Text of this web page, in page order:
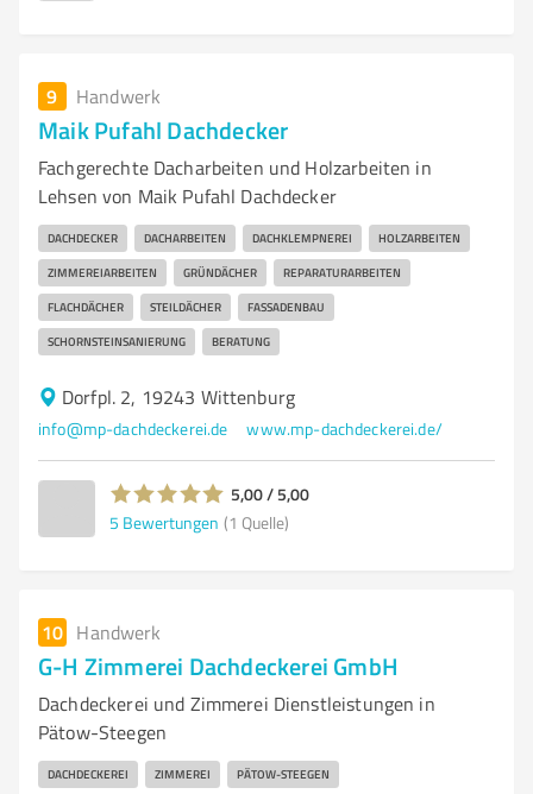
9 Handwerk
Maik Pufahl Dachdecker
Fachgerechte Dacharbeiten und Holzarbeiten in
Lehsen von Maik Pufahl Dachdecker
DACHDECKER DACHARBEITEN DACHKLEMPNEREI HOLZARBEITEN
ZIMMEREIARBEITEN GRÜNDÄCHER REPARATURARBEITEN
FLACHDÄCHER STEILDÄCHER FASSADENBAU
SCHORNSTEINSANIERUNG BERATUNG
Dorfpl. 2, 19243 Wittenburg
info@mp-dachdeckerei.de www.mp-dachdeckerei.de/
5,00 / 5,00
5 Bewertungen (1 Quelle)
10 Handwerk
G-H Zimmerei Dachdeckerei GmbH
Dachdeckerei und Zimmerei Dienstleistungen in
Pätow-Steegen
DACHDECKEREI ZIMMEREI PÄTOW-STEEGEN